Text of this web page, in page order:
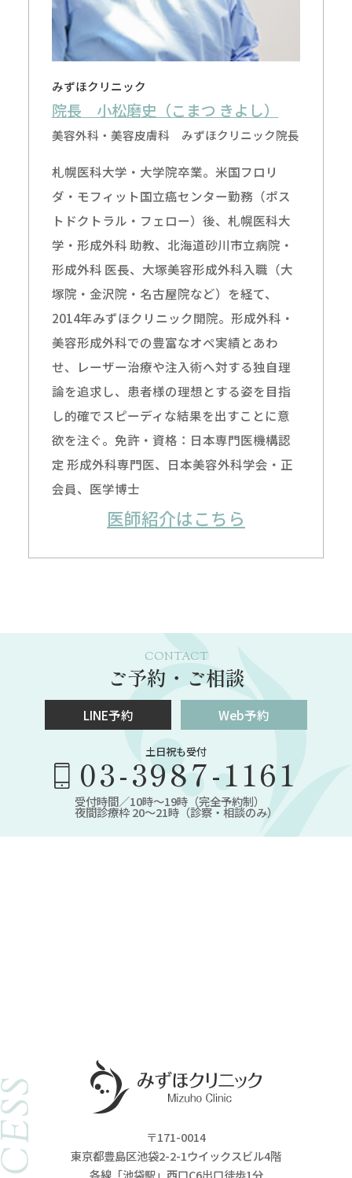
みずほクリニック
院長 小松磨史（こまつ きよし）
美容外科・美容皮膚科 みずほクリニック院長
札幌医科大学・大学院卒業。米国フロリ
ダ・モフィット国立癌センター勤務（ポス
トドクトラル・フェロー）後、札幌医科大
学・形成外科 助教、北海道砂川市立病院・
形成外科 医長、大塚美容形成外科入職（大
塚院・金沢院・名古屋院など）を経て、
2014年みずほクリニック開院。形成外科・
美容形成外科での豊富なオペ実績とあわ
せ、レーザー治療や注入術へ対する独自理
論を追求し、患者様の理想とする姿を目指
し的確でスピーディな結果を出すことに意
欲を注ぐ。免許・資格：日本専門医機構認
定 形成外科専門医、日本美容外科学会・正
会員、医学博士
医師紹介はこちら
CONTACT
ご予約・ご相談
LINE予約 Web予約
土日祝も受付
03-3987-1161
受付時間／10時～19時（完全予約制）
夜間診療枠 20～21時（診察・相談のみ）
〒171-0014
東京都豊島区池袋2-2-1ウイックスビル4階
各線「池袋駅」西口C6出口徒歩1分